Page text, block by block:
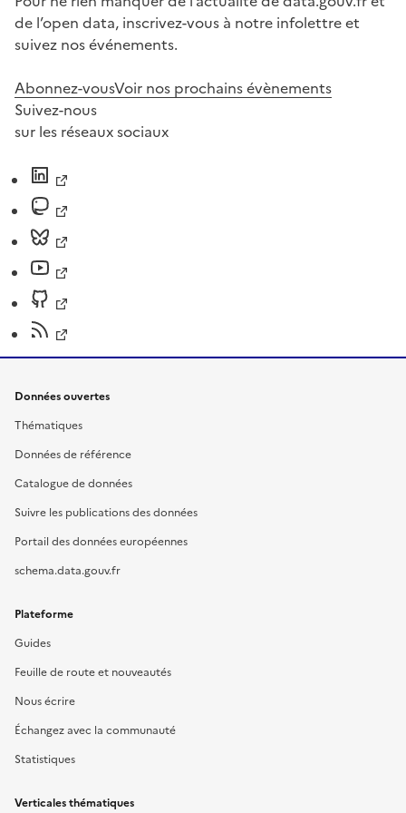
de l’open data, inscrivez-vous à notre infolettre et
suivez nos événements.
Abonnez-vousVoir nos prochains évènements
Suivez-nous
sur les réseaux sociaux
Données ouvertes
Thématiques
Données de référence
Catalogue de données
Suivre les publications des données
Portail des données européennes
schema.data.gouv.fr
Plateforme
Guides
Feuille de route et nouveautés
Nous écrire
Échangez avec la communauté
Statistiques
Verticales thématiques